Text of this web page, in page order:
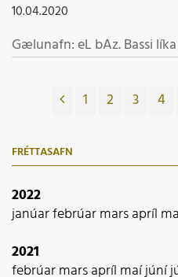
10.04.2020
Gælunafn: eL bAz. Bassi
1 2 3 4
FRÉTTASAFN
2022
janúarfebrúarmarsapríl
2021
febrúarmarsapríl maíjúní